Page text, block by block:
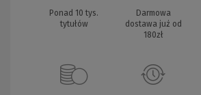
Ponad 10 tys.
tytułów
Darmowa
dostawa już od
180zł